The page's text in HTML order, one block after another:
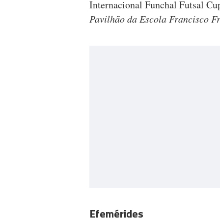
Internacional Funchal Futsal
Pavilhão da Escola Francisco
Efemérides